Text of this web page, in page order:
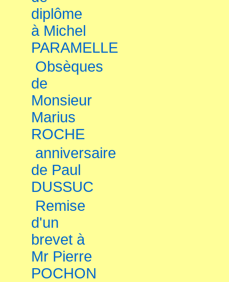
diplôme
à Michel
PARAMELLE
Obsèques
de
Monsieur
Marius
ROCHE
anniversaire
de Paul
DUSSUC
Remise
d'un
brevet à
Mr Pierre
POCHON